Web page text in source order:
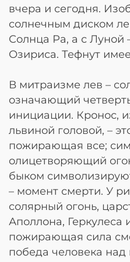
вчера и сегодня.
солнечным диском
Солнца Ра, а с Луной
Озириса. Тефнут
В митраизме лев –
означающий
инициации. Кронос,
львиной головой, –
пожирающая все;
олицетворяющий
быком
– момент смерти. У
солярный огонь,
Аполлона, Геркулеса
пожирающая сила
победа человека над